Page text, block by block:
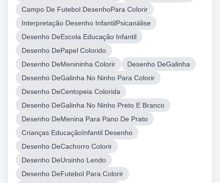
Campo De Futebol DesenhoPara Colorir
Interpretação Desenho InfantilPsicanálise
Desenho DeEscola Educação Infantil
Desenho DePapel Colorido
Desenho DeMenininha Colorir
Desenho DeGalinha
Desenho DeGalinha No Ninho Para Colorir
Desenho DeCentopeia Colorida
Desenho DeGalinha No Ninho Preto E Branco
Desenho DeMenina Para Pano De Prato
Crianças EducaçãoInfantil Desenho
Desenho DeCachorro Colorir
Desenho DeUrsinho Lendo
Desenho DeFutebol Para Colorir